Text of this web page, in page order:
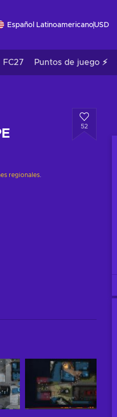
Español LatinoamericanoUSD
FC27 Puntos de juego ⚡
52
regionales